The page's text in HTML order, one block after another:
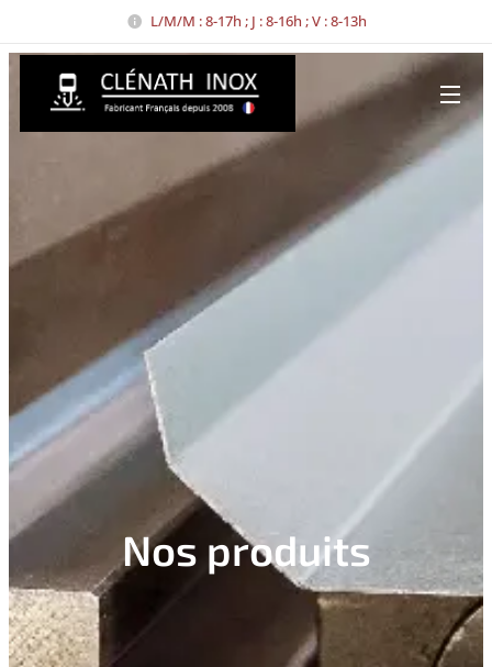
L/M/M : 8-17h ; J : 8-16h ; V : 8-13h
Nos produits